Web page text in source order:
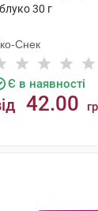
30 г
Снек
Є в наявності
42.00